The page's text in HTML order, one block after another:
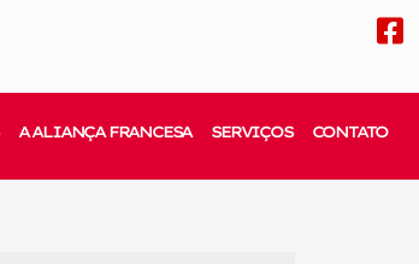
A ALIANÇA FRANCESA SERVIÇOS CONTATO